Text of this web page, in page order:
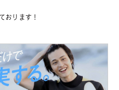
おります！